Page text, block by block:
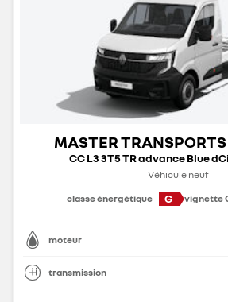
MASTER
CC L3 3T5 TR advance Blue
Véhicule neuf
classe énergétique
G vignette
moteur
transmission